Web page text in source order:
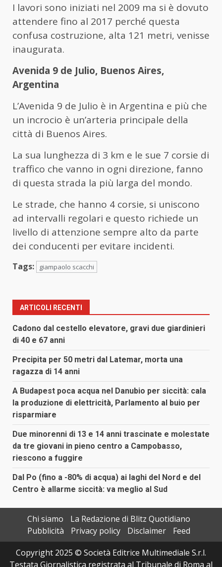
I lavori sono iniziati nel 2009 ma si è dovuto
attendere fino al 2017 perché questa
confusa costruzione, alta 121 metri, venisse
inaugurata.
Avenida 9 de Julio, Buenos Aires,
Argentina
L’Avenida 9 de Julio è in Argentina e più che
un incrocio è un’arteria principale della
città di Buenos Aires.
La sua lunghezza di 3 km e le sue 7 corsie di
traffico che vanno in ogni direzione, fanno
di questa strada la più larga del mondo.
Le strade, che hanno 4 corsie, si uniscono
ad intervalli regolari e questo richiede un
livello di attenzione sempre alto da parte
dei conducenti per evitare incidenti.
Tags: giampaolo scacchi
ARTICOLI RECENTI
Cadono dal cestello elevatore, gravi due giardinieri
di 40 e 67 anni
Precipita per 50 metri dal Latemar, morta una
ragazza di 14 anni
A Budapest poca acqua nel Danubio per siccità: cala
la produzione di elettricità, Parlamento al buio per
risparmiare
Due minorenni di 13 e 14 anni trascinate e molestate
da tre giovani in pieno centro a Campobasso,
riescono a fuggire
Dal Po (fino a -80% di acqua) ai laghi del Nord e del
Centro è allarme siccità: va meglio al Sud
Chi siamo
La Redazione di Blitz Quotidiano
Pubblicità
Privacy policy Disclaimer
Feed
Copyright 2025 © Società Editrice Multimediale S.r.l.
Testata Giornalistica registrata al Tribunale di Roma al